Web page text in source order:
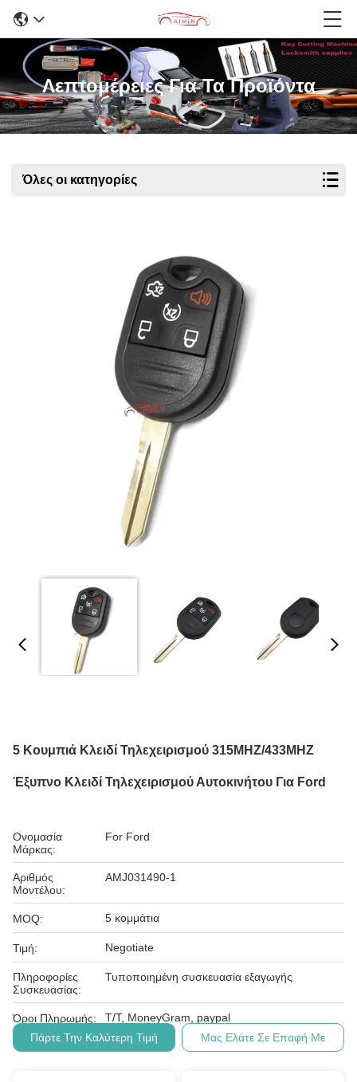
Λεπτομέρειες Για Τα Προϊόντα
Όλες οι κατηγορίες
5 Κουμπιά Κλειδί Τηλεχειρισμού 315MHZ/433MHZ
Έξυπνο Κλειδί Τηλεχειρισμού Αυτοκινήτου Για Ford
Ονομασία
Μάρκας:
For Ford
Αριθμός
Μοντέλου:
AMJ031490-1
MOQ: 5 κομμάτια
Τιμή: Negotiate
Πληροφορίες
Συσκευασίας:
Τυποποιημένη συσκευασία εξαγωγής
Όροι Πληρωμής:
Τ/Τ, MoneyGram, paypal
Πάρτε Την Καλύτερη Τιμή
Μας Ελάτε Σε Επαφή Με